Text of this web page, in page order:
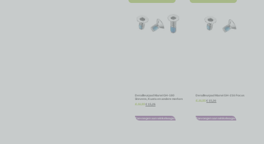
Derailleurpad Marwi GH-180
Stevens, Kuota en andere merken
16,95 €15,26
Toevoegen aan winkelwagen
Derailleurpad Marwi GH-216 Focus
€16,95 €15,26
Toevoegen aan winkelwagen